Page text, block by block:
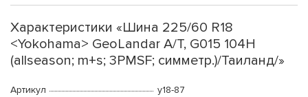
Характеристики «Шина 225/60 R18
<Yokohama> GeoLandar A/T, G015 104H
(allseason; m+s; 3PMSF; симметр.)/Таиланд/»
Артикул
y18-87